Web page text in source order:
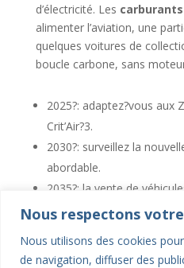
Nous respectons
Nous utilisons des cookies
de navigation, diffuser des
d’électricité. Les
alimenter l’aviation, une
quelques voitures de
boucle carbone, sans
2025?: adaptez?vous aux
Crit’Air?3.
2030?: surveillez la
abordable.
2035?: la vente de
s’arrête.
hybrides simples.